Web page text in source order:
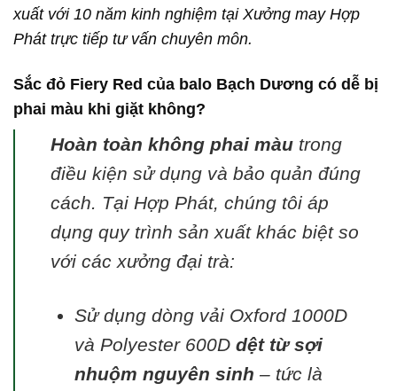
xuất với 10 năm kinh nghiệm tại Xưởng may Hợp
Phát trực tiếp tư vấn chuyên môn.
Sắc đỏ Fiery Red của balo Bạch Dương có dễ bị
phai màu khi giặt không?
Hoàn toàn không phai màutrong
điều kiện sử dụng và bảo quản đúng
cách. Tại Hợp Phát, chúng tôi áp
dụng quy trình sản xuất khác biệt so
với các xưởng đại trà:
Sử dụng dòng vải Oxford 1000D
và Polyester 600Ddệt từ sợi
nhuộm nguyên sinh – tức là